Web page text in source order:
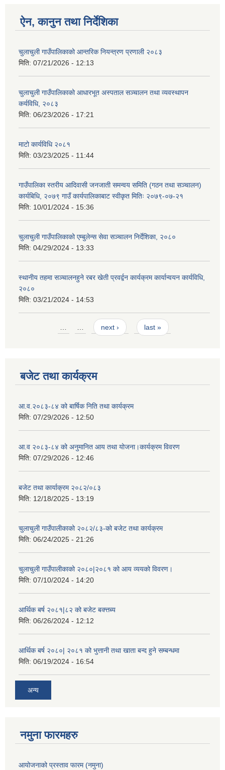
ऐन, कानुन तथा निर्देशिका
चुलाचुली गाउँपालिकाको आन्तरिक नियन्त्रण प्रणाली २०८३
मिति: 07/21/2026 - 12:13
चुलाचुली गाउँपालिकाको आधारभूत अस्पताल सञ्चालन तथा व्यवस्थापन
कर्यविधि, २०८३
मिति: 06/23/2026 - 17:21
माटो कार्यविधि २०८१
मिति: 03/23/2025 - 11:44
गाउँपालिका स्तरीय आदिवासी जनजाती समन्वय समिति (गठन तथा सञ्चालन)
कार्यबिधि, २०७९ गाउँ कार्यपालिकाबाट स्वीकृत मितिः २०७९-०७-२१
मिति: 10/01/2024 - 15:36
चुलाचुली गाउँपालिकाको एम्बुलेन्स सेवा सञ्चालन निर्देशिका, २०८०
मिति: 04/29/2024 - 13:33
स्थानीय तहमा सञ्चालनहुने रबर खेती प्रवर्द्वन कार्यक्रम कार्यान्वयन कार्यविधि,
२०८०
मिति: 03/21/2024 - 14:53
next › last »
बजेट तथा कार्यक्रम
आ.व.२०८३-८४ को बार्षिक निति तथा कार्यक्रम
मिति: 07/29/2026 - 12:50
आ.व २०८३-८४ को अनुमानित आय तथा योजना।कार्यक्रम विवरण
मिति: 07/29/2026 - 12:46
बजेट तथा कार्याक्रम २०८२/०८३
मिति: 12/18/2025 - 13:19
चुलाचुली गाउँपालीकाको २०८२/८३-को बजेट तथा कार्यक्रम
मिति: 06/24/2025 - 21:26
चुलाचुली गाउँपालीकाको २०८०|२०८१ को आय व्ययको विवरण।
मिति: 07/10/2024 - 14:20
आर्थिक बर्ष २०८१|८२ को बजेट बक्त्तब्य
मिति: 06/26/2024 - 12:12
आर्थिक बर्ष २०८०| २०८१ को भुत्तानी तथा खाता बन्द हुने सम्बन्धमा
मिति: 06/19/2024 - 16:54
अन्य
नमुना फारमहरु
आयोजनाको प्रस्ताव फारम (नमुना)